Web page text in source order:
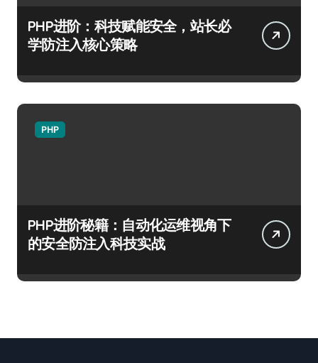
PHP进阶：科技赋能安全，站长必
学防注入核心策略
PHP
PHP进阶秘籍：自动化运维视角下
的安全防注入科技实战